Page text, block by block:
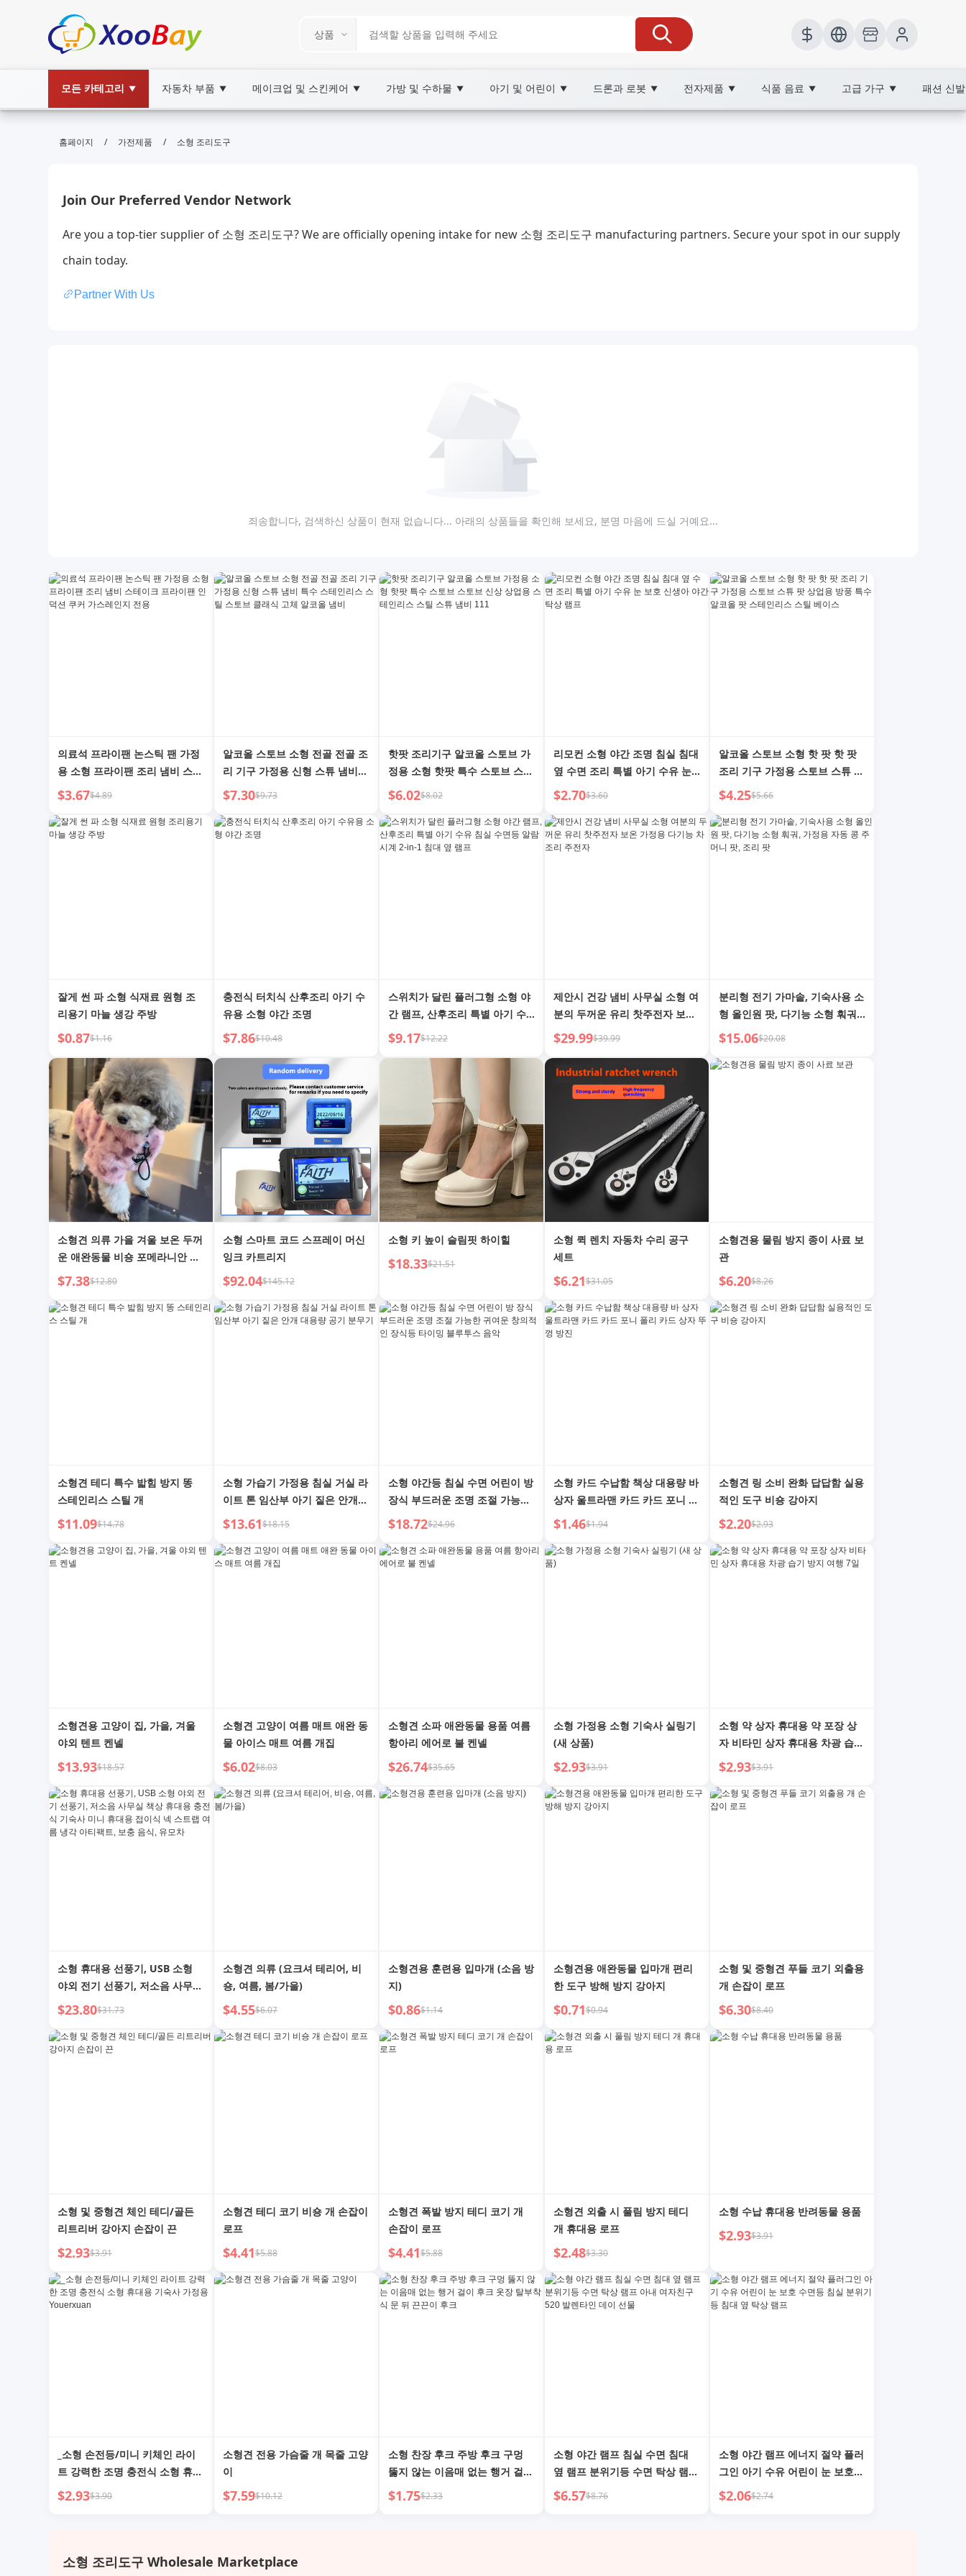
모든 카테고리 ▼ 자동차 부품 ▼ 메이크업 및 스킨케어 ▼ 가방 및 수하물 ▼ 아기 및 어린이 ▼ 드론과 로봇 ▼ 전자제품 ▼ 식품 음료 ▼ 고급 가구 ▼ 패션 신
소형 조리도구 | XOOBAY B2B/B2C Marketplace
홈페이지 / 가전제품 / 소형 조리도구
Join Our Preferred Vendor Network
Are you a top-tier supplier of 소형 조리도구? We are officially opening intake for new 소형 조리도구 manufacturing partners. Secure your spot in our supply
chain today.
Partner With Us
죄송합니다, 검색하신 상품이 현재 없습니다... 아래의 상품들을 확인해 보세요, 분명 마음에 드실 거예요...
의료석 프라이팬 논스틱 팬 가정
용 소형 프라이팬 조리 냄비 스테
이크 프라이팬 인덕션 쿠커 가스
$3.67$4.89
알코올 스토브 소형 전골 전골 조
리 기구 가정용 신형 스튜 냄비
특수 스테인리스 스틸 스토브 클
$7.30$9.73
핫팟 조리기구 알코올 스토브 가
정용 소형 핫팟 특수 스토브 스토
브 신상 상업용 스테인리스 스틸
$6.02$8.02
리모컨 소형 야간 조명 침실 침대
옆 수면 조리 특별 아기 수유 눈
보호 신생아 야간 탁상 램프
$2.70$3.60
알코올 스토브 소형 핫 팟 핫 팟
조리 기구 가정용 스토브 스튜 팟
상업용 방풍 특수 알코올 팟 스테
$4.25$5.66
잘게 썬 파 소형 식재료 원형 조
리용기 마늘 생강 주방
$0.87$1.16
충전식 터치식 산후조리 아기 수
유용 소형 야간 조명
$7.86$10.48
스위치가 달린 플러그형 소형 야
간 램프, 산후조리 특별 아기 수
유 침실 수면등 알람 시계 2-in-1
$9.17$12.22
제안시 건강 냄비 사무실 소형 여
분의 두꺼운 유리 찻주전자 보온
가정용 다기능 차 조리 주전자
$29.99$39.99
분리형 전기 가마솥, 기숙사용 소
형 올인원 팟, 다기능 소형 훠궈,
가정용 자동 콩 주머니 팟, 조리
$15.06$20.08
소형견 의류 가을 겨울 보온 두꺼
운 애완동물 비숑 포메라니안 테
디 요크셔 테리어 소형견 플러시
$7.38$12.80
소형 스마트 코드 스프레이 머신
잉크 카트리지
$92.04$145.12
소형 키 높이 슬림핏 하이힐
$18.33$21.51
소형 퀵 렌치 자동차 수리 공구
세트
$6.21$31.05
소형견용 물림 방지 종이 사료 보
관
$6.20$8.26
소형견 테디 특수 밟힘 방지 똥
스테인리스 스틸 개
$11.09$14.78
소형 가습기 가정용 침실 거실 라
이트 톤 임산부 아기 짙은 안개
대용량 공기 분무기
$13.61$18.15
소형 야간등 침실 수면 어린이 방
장식 부드러운 조명 조절 가능한
귀여운 창의적인 장식등 타이밍
$18.72$24.96
소형 카드 수납함 책상 대용량 바
상자 울트라맨 카드 카드 포니 폴
리 카드 상자 뚜껑 방진
$1.46$1.94
소형견 링 소비 완화 답답함 실용
적인 도구 비숑 강아지
$2.20$2.93
소형견용 고양이 집, 가을, 겨울
야외 텐트 켄넬
$13.93$18.57
소형견 고양이 여름 매트 애완 동
물 아이스 매트 여름 개집
$6.02$8.03
소형견 소파 애완동물 용품 여름
항아리 에어로 불 켄넬
$26.74$35.65
소형 가정용 소형 기숙사 실링기
(새 상품)
$2.93$3.91
소형 약 상자 휴대용 약 포장 상
자 비타민 상자 휴대용 차광 습기
방지 여행 7일
$2.93$3.91
소형 휴대용 선풍기, USB 소형
야외 전기 선풍기, 저소음 사무실
책상 휴대용 충전식 기숙사 미니
각 아티팩트, 보충 음식, 유모차
$23.80$31.73
소형견 의류 (요크셔 테리어, 비
숑, 여름, 봄/가을)
$4.55$6.07
소형견용 훈련용 입마개 (소음 방
지)
$0.86$1.14
소형견용 애완동물 입마개 편리
한 도구 방해 방지 강아지
$0.71$0.94
소형 및 중형견 푸들 코기 외출용
개 손잡이 로프
$6.30$8.40
소형 및 중형견 체인 테디/골든
리트리버 강아지 손잡이 끈
$2.93$3.91
소형견 테디 코기 비숑 개 손잡이
로프
$4.41$5.88
소형견 폭발 방지 테디 코기 개
손잡이 로프
$4.41$5.88
소형견 외출 시 풀림 방지 테디
개 휴대용 로프
$2.48$3.30
소형 수납 휴대용 반려동물 용품
$2.93$3.91
_소형 손전등/미니 키체인 라이
트 강력한 조명 충전식 소형 휴대
용 기숙사 가정용 Youerxuan
$2.93$3.90
소형견 전용 가슴줄 개 목줄 고양
이
$7.59$10.12
소형 찬장 후크 주방 후크 구멍
뚫지 않는 이음매 없는 행거 걸이
후크 옷장 탈부착식 문 뒤 끈끈이
$1.75$2.33
소형 야간 램프 침실 수면 침대
옆 램프 분위기등 수면 탁상 램프
아내 여자친구 520 발렌타인 데
$6.57$8.76
소형 야간 램프 에너지 절약 플러
그인 아기 수유 어린이 눈 보호
수면등 침실 분위기등 침대 옆 탁
$2.06$2.74
소형 조리도구 Wholesale Marketplace